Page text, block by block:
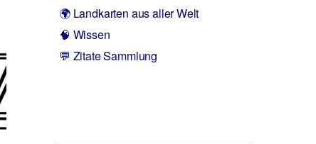
🌍 Landkarten aus aller Welt
🧠 Wissen
💬 Zitate Sammlung